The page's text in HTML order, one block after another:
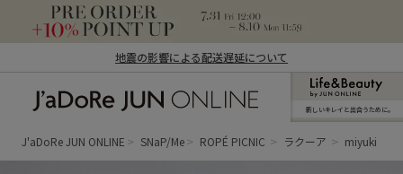
地震の影響による配送遅延について
ン オンライン）
新しいキレイと出合うために。
J'aDoRe JUN ONLINE SNaP/Me ROPÉ PICNIC ラクーア miyuki